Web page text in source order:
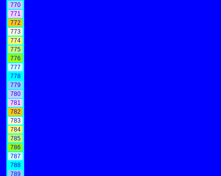
770
771
772
773
774
775
776
777
778
779
780
781
782
783
784
785
786
787
788
789